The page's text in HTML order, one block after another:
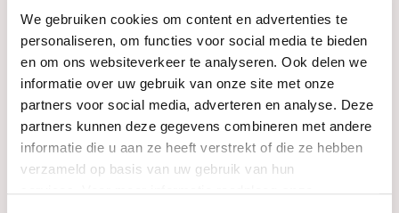
We gebruiken cookies om content en advertenties te
personaliseren, om functies voor social media te bieden
en om ons websiteverkeer te analyseren. Ook delen we
informatie over uw gebruik van onze site met onze
partners voor social media, adverteren en analyse. Deze
partners kunnen deze gegevens combineren met andere
informatie die u aan ze heeft verstrekt of die ze hebben
verzameld op basis van uw gebruik van hun
Horloges
Juwelen
Trouwringen
PRE-OWNED